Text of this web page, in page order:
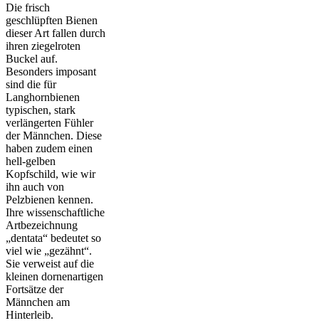
Die frisch
geschlüpften Bienen
dieser Art fallen durch
ihren ziegelroten
Buckel auf.
Besonders imposant
sind die für
Langhornbienen
typischen, stark
verlängerten Fühler
der Männchen. Diese
haben zudem einen
hell-gelben
Kopfschild, wie wir
ihn auch von
Pelzbienen kennen.
Ihre wissenschaftliche
Artbezeichnung
„dentata“ bedeutet so
viel wie „gezähnt“.
Sie verweist auf die
kleinen dornenartigen
Fortsätze der
Männchen am
Hinterleib.